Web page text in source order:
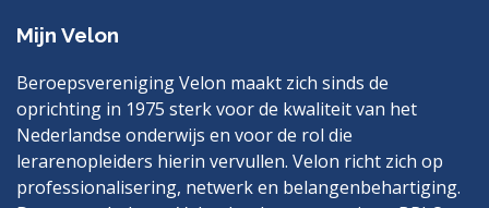
Mijn Velon
Beroepsvereniging Velon maakt zich sinds de
oprichting in 1975 sterk voor de kwaliteit van het
Nederlandse onderwijs en voor de rol die
lerarenopleiders hierin vervullen. Velon richt zich op
professionalisering, netwerk en belangenbehartiging.